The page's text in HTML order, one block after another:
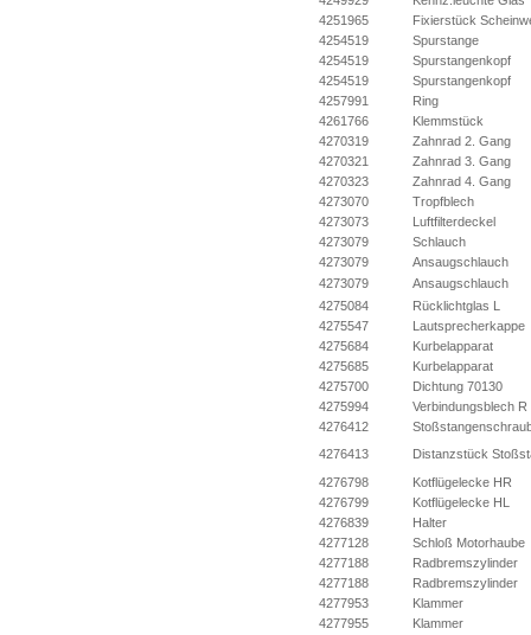
4251965
Fixierstück
4254519
Spurstange
4254519
Spurstangenkopf
4254519
Spurstangenkopf
4257991
Ring
4261766
Klemmstück
4270319
Zahnrad 2. Gang
4270321
Zahnrad 3. Gang
4270323
Zahnrad 4. Gang
4273070
Tropfblech
4273073
Luftfilterdeckel
4273079
Schlauch
4273079
Ansaugschlauch
4273079
Ansaugschlauch
4275084
Rücklichtglas L
4275547
Lautsprecherkappe
4275684
Kurbelapparat
4275685
Kurbelapparat
4275700
Dichtung 70130
4275994
Verbindungsblech R
4276412
4276413
Distanzstück
4276798
Kotflügelecke HR
4276799
Kotflügelecke HL
4276839
Halter
4277128
Schloß Motorhaube
4277188
Radbremszylinder
4277188
Radbremszylinder
4277953
Klammer
4277955
Klammer